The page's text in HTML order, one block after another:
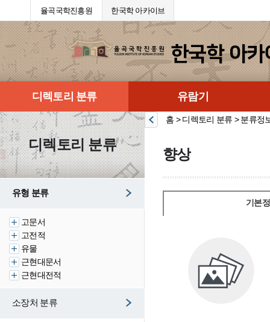
율곡국학진흥원 한국학 아카이브
디렉토리 분류 유람기
디렉토리 분류
유형 분류
고문서
고전적
유물
근현대문서
근현대전적
소장처 분류
홈 > 디렉토리 분류 > 분류정
향상
기본